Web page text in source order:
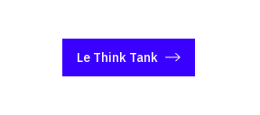
Le Think Tank